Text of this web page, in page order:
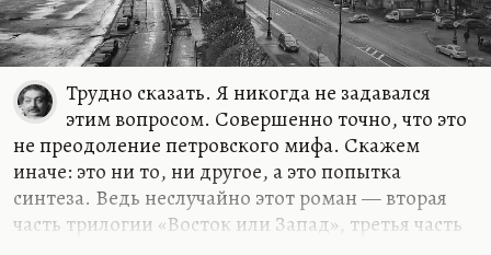
Трудно сказать. Я никогда не задавался
этим вопросом. Совершенно точно, что это
не преодоление петровского мифа. Скажем
иначе: это ни то, ни другое, а это попытка
синтеза. Ведь неслучайно этот роман — вторая
часть трилогии «Восток или Запад», третья часть